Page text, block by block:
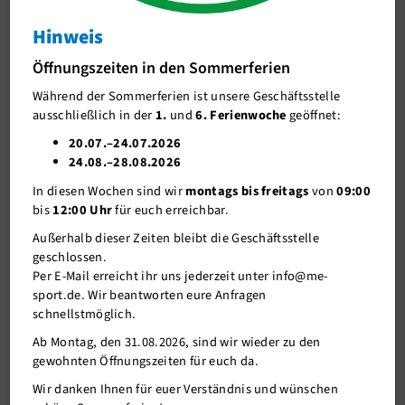
11.08.2025
Landesliga Mitte beim traditionsreichen 37. Kamener
Ansprechpartner/in
Trainingszeiten
Ligabetrieb
Downloads+Links
Wassersport
Denksport
Tanzsport
Sport A-Z
Hinweis
Öffnungszeiten in den Sommerferien
Während der Sommerferien ist unsere Geschäftsstelle
ausschließlich in der 1. und6. Ferienwochegeöffnet:
20.07.–24.07.2026
24.08.–28.08.2026
In diesen Wochen sind wirmontags bis freitagsvon09:00
bis12:00 Uhrfür euch erreichbar.
Außerhalb dieser Zeiten bleibt die Geschäftsstelle
geschlossen.
Per E-Mail erreicht ihr uns jederzeit unter info@me-
sport.de. Wir beantworten eure Anfragen
schnellstmöglich.
Ab Montag, den 31.08.2026, sind wir wieder zu den
gewohnten Öffnungszeiten für euch da.
Wir danken Ihnen für euer Verständnis und wünschen